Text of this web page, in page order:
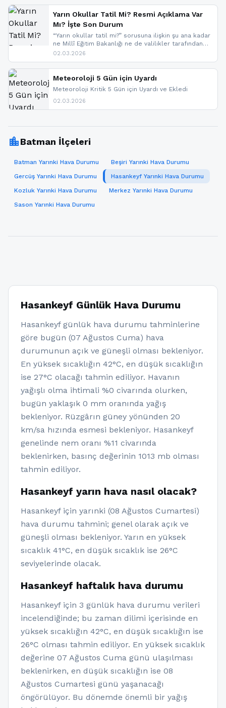
yapıldı. İşte son dakika meteoroloji gelişmeleri.
Yarın Okullar Tatil Mi? Resmi Açıklama Var
Mı? İşte Son Durum
“Yarın okullar tatil mi?” sorusuna ilişkin şu ana kadar
ne Millî Eğitim Bakanlığı ne de valilikler tarafından
yapılmış resmi bir tatil açıklaması bulunmamaktadır.
paylaşacağız. En hızlı şekilde haberdar olmak için
sitemizi takip edebilir ve bildirimleri açabilirsiniz.
02.03.2026
Meteoroloji 5 Gün için Uyardı
Meteoroloji Kritik 5 Gün için Uyardı ve Ekledi
02.03.2026
location_cityBatman İlçeleri
Batman Yarınki Hava Durumu
Beşiri Yarınki Hava Durumu
Gercüş Yarınki Hava Durumu
Hasankeyf Yarınki Hava Durumu
Kozluk Yarınki Hava Durumu
Merkez Yarınki Hava Durumu
Sason Yarınki Hava Durumu
Hasankeyf Günlük Hava Durumu
Hasankeyf günlük hava durumu tahminlerine
göre bugün (07 Ağustos Cuma) hava
durumunun açık ve güneşli olması bekleniyor.
En yüksek sıcaklığın 42°C, en düşük sıcaklığın
ise 27°C olacağı tahmin ediliyor. Havanın
yağışlı olma ihtimali %0 civarında olurken,
bugün yaklaşık 0 mm oranında yağış
bekleniyor. Rüzgârın güney yönünden 20
km/sa hızında esmesi bekleniyor. Hasankeyf
genelinde nem oranı %11 civarında
beklenirken, basınç değerinin 1013 mb olması
tahmin ediliyor.
Hasankeyf yarın hava nasıl olacak?
Hasankeyf için yarınki (08 Ağustos Cumartesi)
hava durumu tahmini; genel olarak açık ve
güneşli olması bekleniyor. Yarın en yüksek
sıcaklık 41°C, en düşük sıcaklık ise 26°C
seviyelerinde olacak.
Hasankeyf haftalık hava durumu
Hasankeyf için 3 günlük hava durumu verileri
incelendiğinde; bu zaman dilimi içerisinde en
yüksek sıcaklığın 42°C, en düşük sıcaklığın ise
26°C olması tahmin ediliyor. En yüksek sıcaklık
değerine 07 Ağustos Cuma günü ulaşılması
beklenirken, en düşük sıcaklığın ise 08
Ağustos Cumartesi günü yaşanacağı
öngörülüyor. Bu dönemde önemli bir yağış